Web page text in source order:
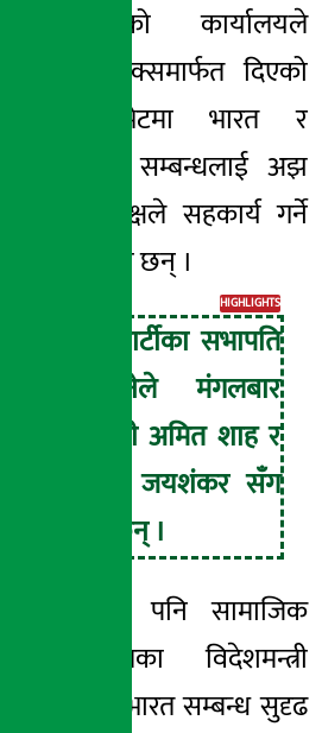
गृहमन्त्रीको कार्यालयले
सञ्जाल एक्समार्फत दिएको
भेटमा भारत र
विशेष सम्बन्धलाई अझ
दुवै पक्षले सहकार्य गर्ने
व्यक्त गरेका छन् ।
HIGHLIGHTS
स्वतन्त्र पार्टीका सभापति
लामिछानेले मंगलबार
गृहमन्त्री अमित शाह र
एस जयशंकर सँग
गरेका छन् ।
लामिछानेले पनि सामाजिक
भारतका विदेशमन्त्री
नेपाल–भारत सम्बन्ध सुदृढ